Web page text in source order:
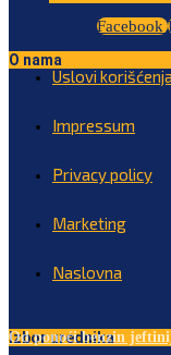
Facebook
O nama
Uslovi korišćenja
Impressum
Privacy policy
Marketing
Naslovna
Izbor urednika
Od ponoći benzin